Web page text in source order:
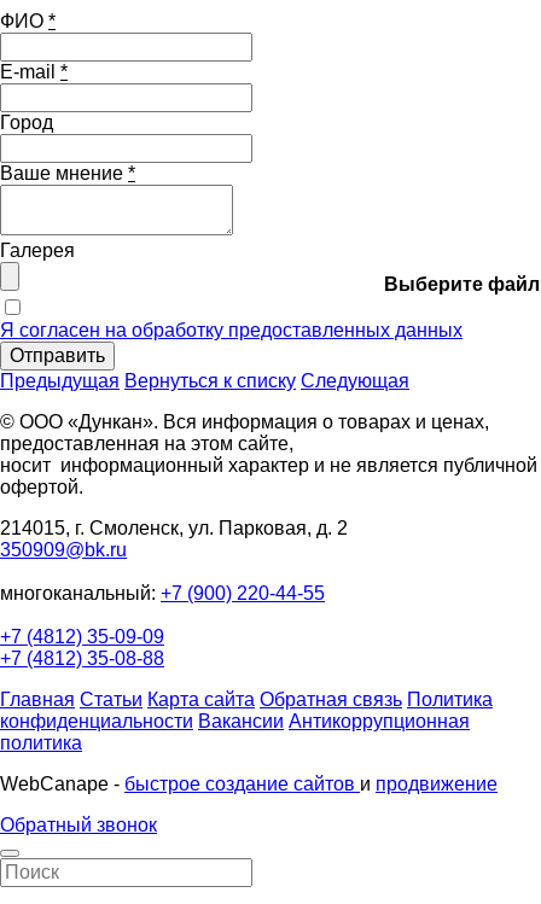
ФИО *
E-mail *
Город
Ваше мнение *
Галерея
Выберите файл
Я согласен на обработку предоставленных данных
Отправить
Предыдущая Вернуться к списку Следующая
© ООО «Дункан». Вся информация о товарах и ценах,
предоставленная на этом сайте,
носит информационный характер и не является публичной
офертой.
214015, г. Смоленск, ул. Парковая, д. 2
350909@bk.ru
многоканальный: +7 (900) 220-44-55
+7 (4812) 35-09-09
+7 (4812) 35-08-88
Главная Статьи Карта сайта Обратная связь Политика
конфиденциальности Вакансии Антикоррупционная
политика
WebCanape - быстрое создание сайтов и продвижение
Обратный звонок